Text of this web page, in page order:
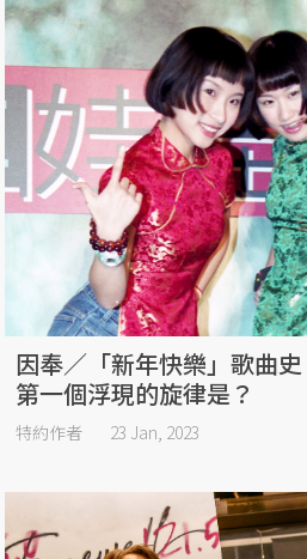
因奉／「新年快樂」歌曲
第一個浮現的旋律是？
特約作者 23 Jan, 2023